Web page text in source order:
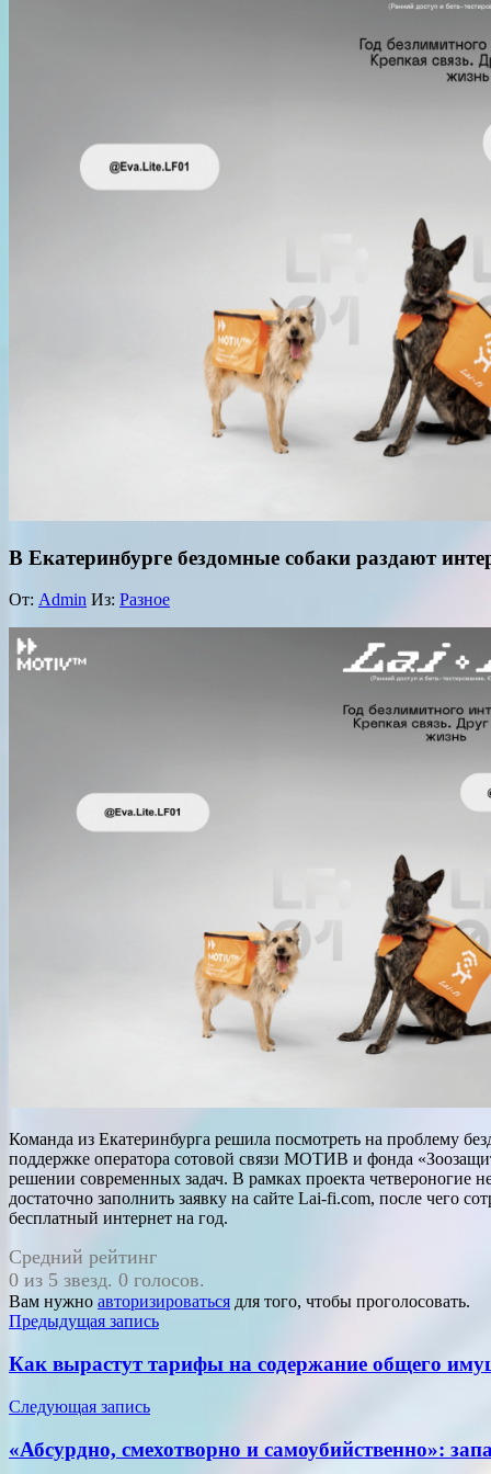
В Екатеринбурге бездомные собаки раздают
От: Admin Из: Разное
Команда из Екатеринбурга решила посмотреть на проблему
поддержке оператора сотовой связи МОТИВ и фонда
решении современных задач. В рамках проекта
достаточно заполнить заявку на сайте Lai-fi.com, после
бесплатный интернет на год.
Средний рейтинг
0 из 5 звезд. 0 голосов.
Вам нужно авторизироваться для того, чтобы проголосовать.
Навигация
по
записям
Предыдущая запись
Как вырастут тарифы на содержание общего
Следующая запись
«Абсурдно, смехотворно и самоубийственно»: